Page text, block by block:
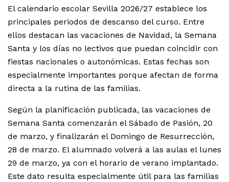
El calendario escolar Sevilla 2026/27 establece los
principales periodos de descanso del curso. Entre
ellos destacan las vacaciones de Navidad, la Semana
Santa y los días no lectivos que puedan coincidir con
fiestas nacionales o autonómicas. Estas fechas son
especialmente importantes porque afectan de forma
directa a la rutina de las familias.
Según la planificación publicada, las vacaciones de
Semana Santa comenzarán el Sábado de Pasión, 20
de marzo, y finalizarán el Domingo de Resurrección,
28 de marzo. El alumnado volverá a las aulas el lunes
29 de marzo, ya con el horario de verano implantado.
Este dato resulta especialmente útil para las familias